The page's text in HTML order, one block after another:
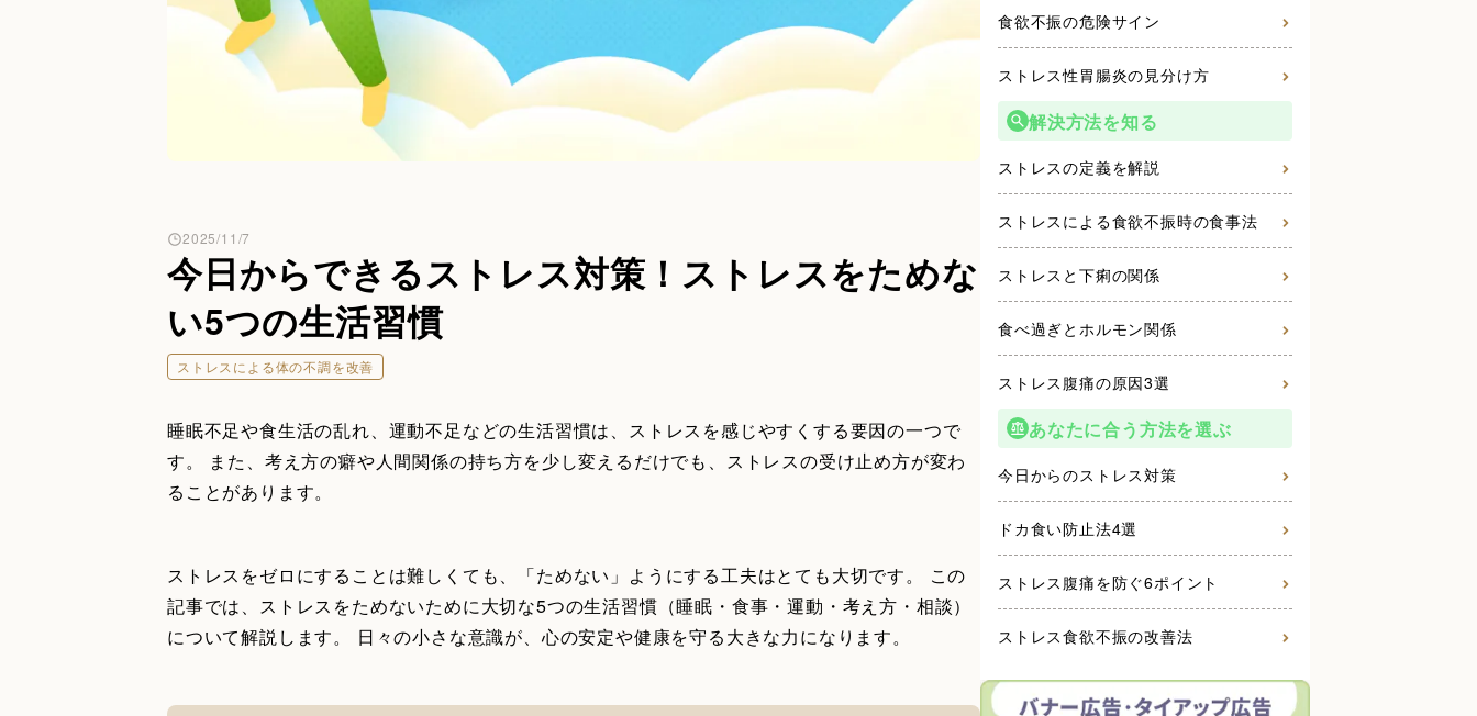
今日からできるストレス対策！ストレスをためな
い5つの生活習慣
2025/11/7
ストレスによる体の不調を改善
睡眠不足や食生活の乱れ、運動不足などの生活習慣は、ストレスを感じやすくする要因の一つで
す。 また、考え方の癖や人間関係の持ち方を少し変えるだけでも、ストレスの受け止め方が変わ
ることがあります。
ストレスをゼロにすることは難しくても、「ためない」ようにする工夫はとても大切です。 この
記事では、ストレスをためないために大切な5つの生活習慣（睡眠・食事・運動・考え方・相談）
について解説します。 日々の小さな意識が、心の安定や健康を守る大きな力になります。
食欲不振の危険サイン
ストレス性胃腸炎の見分け方
解決方法を知る
ストレスの定義を解説
ストレスによる食欲不振時の食事法
ストレスと下痢の関係
食べ過ぎとホルモン関係
ストレス腹痛の原因3選
あなたに合う方法を選ぶ
今日からのストレス対策
ドカ食い防止法4選
ストレス腹痛を防ぐ6ポイント
ストレス食欲不振の改善法